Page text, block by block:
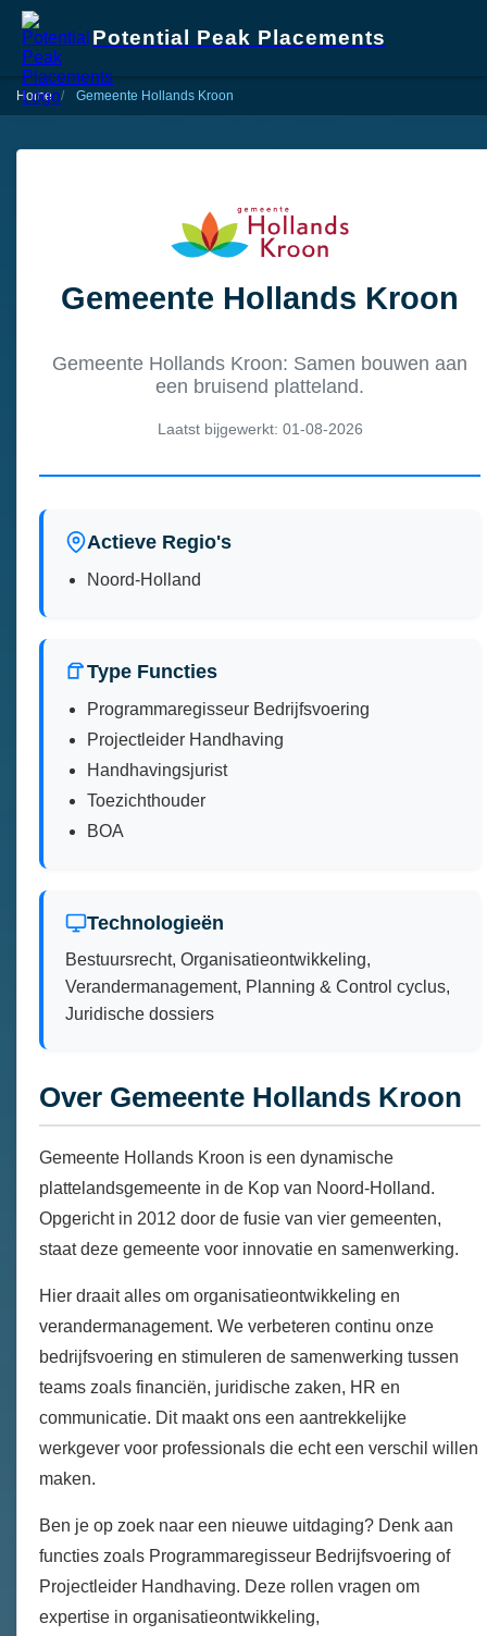
Potential Peak Placements
Home Gemeente Hollands Kroon
Gemeente Hollands Kroon
Gemeente Hollands Kroon: Samen bouwen aan
een bruisend platteland.
Laatst bijgewerkt: 01-08-2026
Actieve Regio's
Noord-Holland
Type Functies
Programmaregisseur Bedrijfsvoering
Projectleider Handhaving
Handhavingsjurist
Toezichthouder
BOA
Technologieën
Bestuursrecht, Organisatieontwikkeling,
Verandermanagement, Planning & Control cyclus,
Juridische dossiers
Over Gemeente Hollands Kroon
Gemeente Hollands Kroon is een dynamische
plattelandsgemeente in de Kop van Noord-Holland.
Opgericht in 2012 door de fusie van vier gemeenten,
staat deze gemeente voor innovatie en samenwerking.
Hier draait alles om organisatieontwikkeling en
verandermanagement. We verbeteren continu onze
bedrijfsvoering en stimuleren de samenwerking tussen
teams zoals financiën, juridische zaken, HR en
communicatie. Dit maakt ons een aantrekkelijke
werkgever voor professionals die echt een verschil willen
maken.
Ben je op zoek naar een nieuwe uitdaging? Denk aan
functies zoals Programmaregisseur Bedrijfsvoering of
Projectleider Handhaving. Deze rollen vragen om
expertise in organisatieontwikkeling,